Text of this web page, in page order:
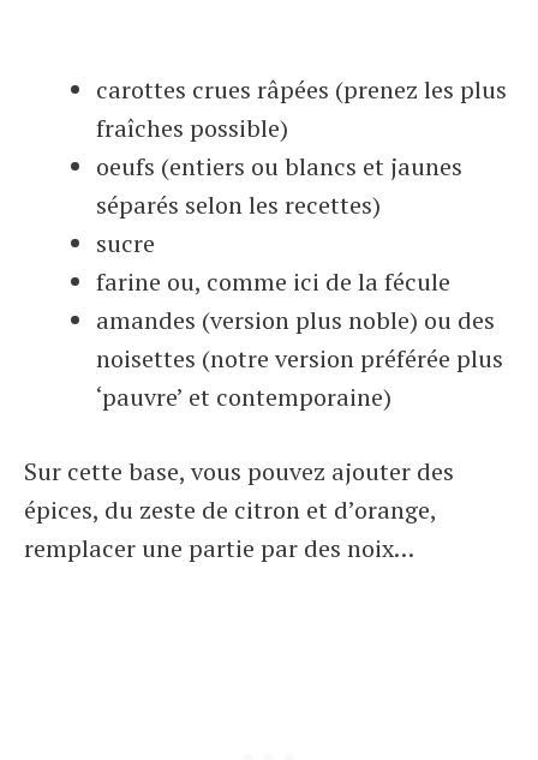
carottes crues râpées (prenez les plus
fraîches possible)
oeufs (entiers ou blancs et jaunes
séparés selon les recettes)
sucre
farine ou, comme ici de la fécule
amandes (version plus noble) ou des
noisettes (notre version préférée plus
‘pauvre’ et contemporaine)
Sur cette base, vous pouvez ajouter des
épices, du zeste de citron et d’orange,
remplacer une partie par des noix…